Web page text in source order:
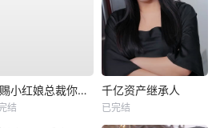
天赐小红娘总裁你找错夫人了
结
千亿资产继承人
已完结